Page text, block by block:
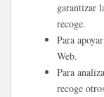
garantizar
recoge.
Para
Web.
Para
recoge